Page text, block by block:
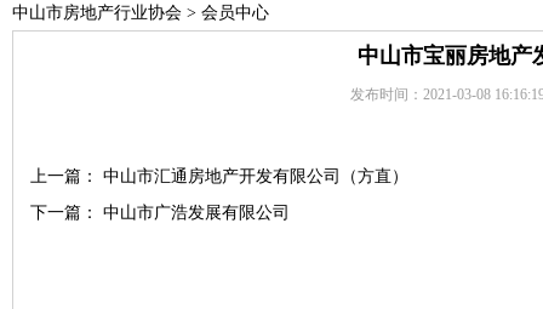
中山市房地产行业协会 > 会员中心
中山市宝丽房地产
发布时间：2021-03-08
上一篇：
中山市汇通房地产开发有限公司（方直）
下一篇：
中山市广浩发展有限公司